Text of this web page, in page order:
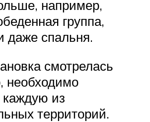
например,
группа,
даже спальня.
смотрелась
необходимо
каждую из
территорий.